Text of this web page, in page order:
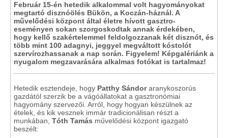
Február 15-én hetedik alkalommal volt hagyományokat
megtartó disznóölés Bükön, a Koczán-háznál. A
művelődési központ által életre hívott gasztro-
eseményen sokan szorgoskodtak annak érdekében,
hogy kellő szakértelemmel feldolgozzanak két disznót, és
több mint 100 adagnyi, jeggyel megváltott kóstolót
szervírozhassanak a nap során. Figyelem! Képgalériánk a
nyugalom megzavarására alkalmas fotókat is tartalmaz!
Hetedik esztendeje, hogy Patthy Sándoraranykoszorús
gazdától szerzik be a vágóállatokat a gasztronómiai
hagyomány szervezői. Arról, hogy hogyan készülnek az
ételek, és kik vesznek immár tradicionálisan részt a
munkában, Tóth Tamás művelődési központ igazgató
beszélt: